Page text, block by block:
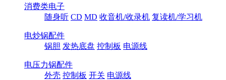
消费类电子
随身听 CD MD 收音机/收录机 复读机/学习机
电炒锅配件
锅胆 发热底盘 控制板 电源线
电压力锅配件
外壳 控制板 开关 电源线